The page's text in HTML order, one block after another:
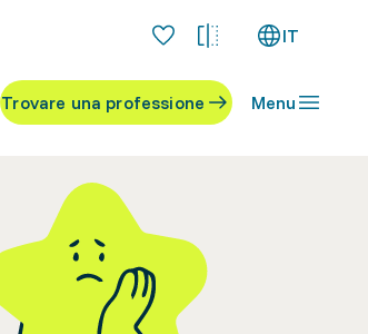
IT
Trovare una professione Menu